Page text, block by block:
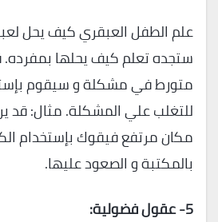
علم الطفل العبقري كيف يحل
ستجده تعلم كيف يحلها
متورط في مشكلة و سيقوم
للتغلب علي المشكلة. مثال: قد
مكان مرتفع فيقوك بإستخدام
بالمكتبة و الصعود عليها.
5- عقول فضولية: